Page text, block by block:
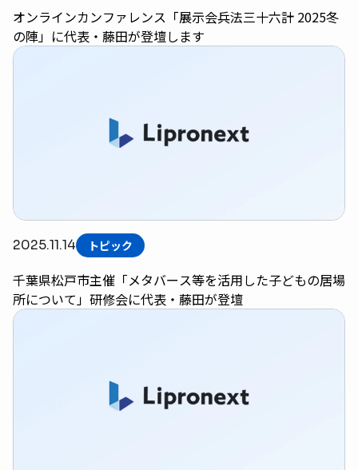
オンラインカンファレンス「展示会兵法三十六計 2025冬
の陣」に代表・藤田が登壇します
2025.11.14 トピック
千葉県松戸市主催「メタバース等を活用した子どもの居場
所について」研修会に代表・藤田が登壇